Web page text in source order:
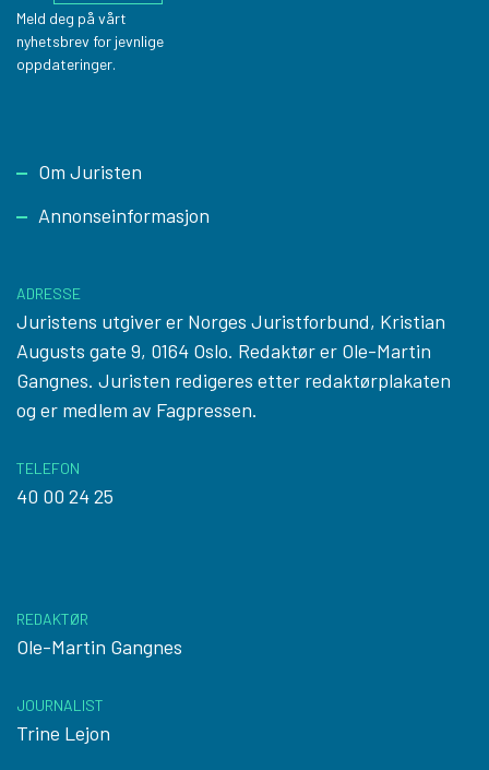
Meld deg på vårt
nyhetsbrev for jevnlige
oppdateringer.
Footer
Om Juristen
Annonseinformasjon
ADRESSE
Juristens utgiver er Norges Juristforbund, Kristian
Augusts gate 9, 0164 Oslo. Redaktør er Ole-Martin
Gangnes. Juristen redigeres etter redaktørplakaten
og er medlem av Fagpressen.
TELEFON
40 00 24 25
REDAKTØR
Ole-Martin Gangnes
JOURNALIST
Trine Lejon